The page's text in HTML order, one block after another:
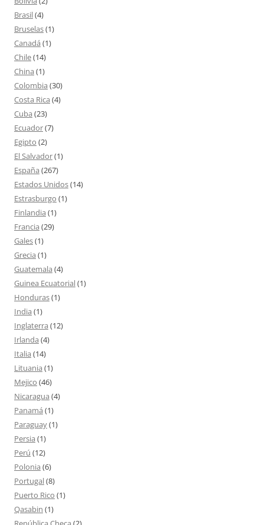
Brasil(4)
Bruselas(1)
Canadá (1)
Chile(14)
China (1)
Colombia (30)
Costa Rica (4)
Cuba (23)
Ecuador(7)
Egipto (2)
El Salvador(1)
España (267)
Estados Unidos(14)
Estrasburgo (1)
Finlandia (1)
Francia (29)
Gales(1)
Grecia (1)
Guatemala (4)
Guinea Ecuatorial(1)
Honduras(1)
India (1)
Inglaterra (12)
Irlanda (4)
Italia (14)
Lituania (1)
Mejico (46)
Nicaragua (4)
Panamá (1)
Paraguay(1)
Persia (1)
Perú (12)
Polonia (6)
Portugal(8)
Puerto Rico (1)
Qasabin (1)